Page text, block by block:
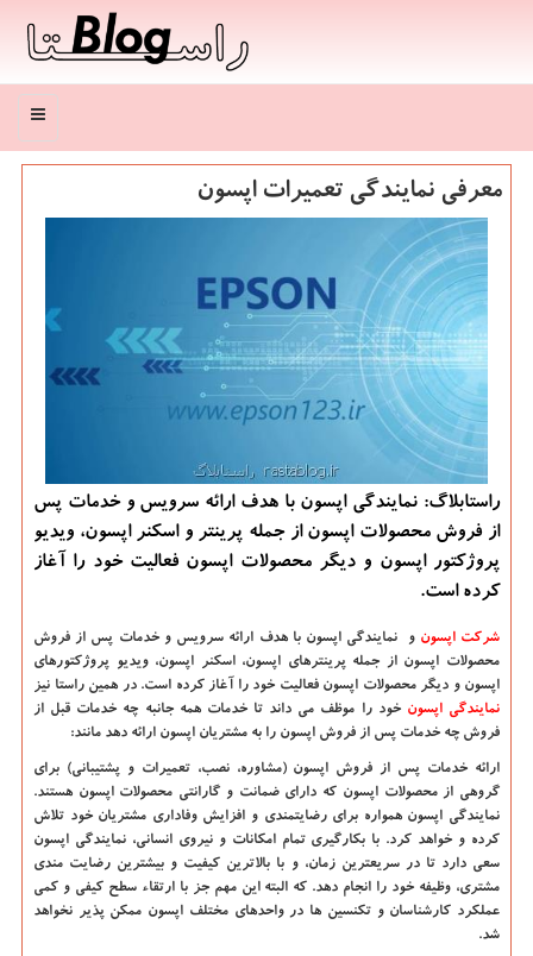
منو
معرفی نمایندگی تعمیرات اپسون
راستابلاگ: نمایندگی اپسون با هدف ارائه سرویس و خدمات پس
از فروش محصولات اپسون از جمله پرینتر و اسكنر اپسون، ویدیو
پروژكتور اپسون و دیگر محصولات اپسون فعالیت خود را آغاز
كرده است.
شرکت اپسون و نمایندگی اپسون با هدف ارائه سرویس و خدمات پس از فروش
محصولات اپسون از جمله پرینترهای اپسون، اسکنر اپسون، ویدیو پروژکتورهای
اپسون و دیگر محصولات اپسون فعالیت خود را آغاز کرده است. در همین راستا نیز
نمایندگی اپسون خود را موظف می داند تا خدمات همه جانبه چه خدمات قبل از
فروش چه خدمات پس از فروش اپسون را به مشتریان اپسون ارائه دهد مانند:
ارائه خدمات پس از فروش اپسون (مشاوره، نصب، تعمیرات و پشتیبانی) برای
گروهی از محصولات اپسون که دارای ضمانت و گارانتی محصولات اپسون هستند.
نمایندگی اپسون همواره برای رضایتمندی و افزایش وفاداری مشتریان خود تلاش
کرده و خواهد کرد. با بکارگیری تمام امکانات و نیروی انسانی، نمایندگی اپسون
سعی دارد تا در سریعترین زمان، و با بالاترین کیفیت و بیشترین رضایت مندی
مشتری، وظیفه خود را انجام دهد. که البته این مهم جز با ارتقاء سطح کیفی و کمی
عملکرد کارشناسان و تکنسین ها در واحدهای مختلف اپسون ممکن پذیر نخواهد
شد.